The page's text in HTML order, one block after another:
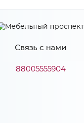
Аква-
Связь с нами
88005555904